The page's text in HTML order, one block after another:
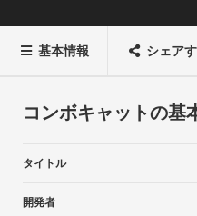
ある日不意に悪の封印を解い
勇者殿よ、悪を滅ぼすために
一緒に戦って猫族を守ろう！
基本情報 シェア
コンボキャットの基
タイトル
開発者